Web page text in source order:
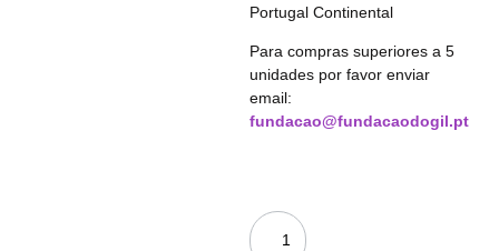
Portugal Continental
Para compras superiores a 5
unidades por favor enviar
email:
fundacao@fundacaodogil.pt